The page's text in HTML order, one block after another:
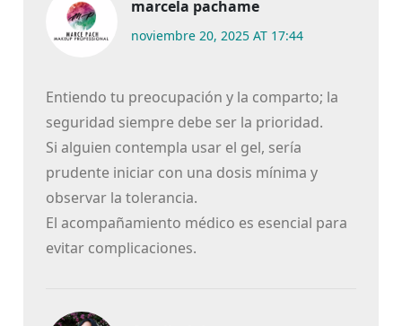
marcela pachame
noviembre 20, 2025 AT 17:44
Entiendo tu preocupación y la comparto; la
seguridad siempre debe ser la prioridad.
Si alguien contempla usar el gel, sería
prudente iniciar con una dosis mínima y
observar la tolerancia.
El acompañamiento médico es esencial para
evitar complicaciones.